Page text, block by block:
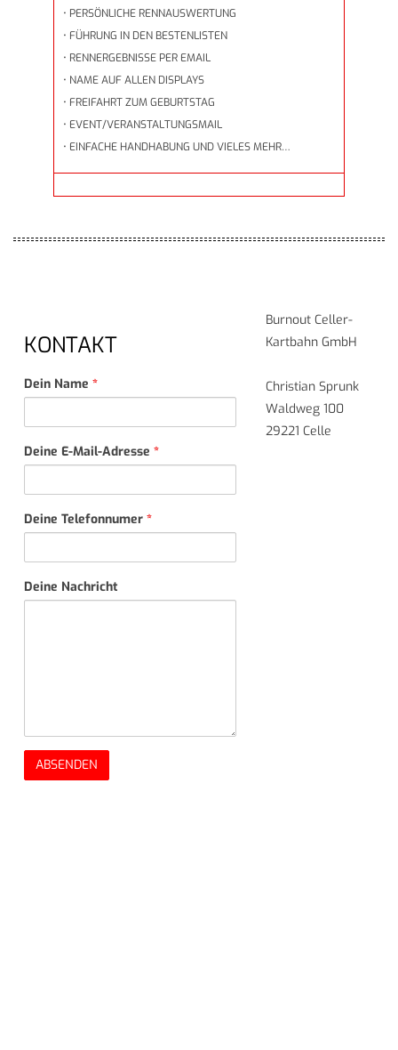
• PERSÖNLICHE RENNAUSWERTUNG
• FÜHRUNG IN DEN BESTENLISTEN
• RENNERGEBNISSE PER EMAIL
• NAME AUF ALLEN DISPLAYS
• FREIFAHRT ZUM GEBURTSTAG
• EVENT/VERANSTALTUNGSMAIL
• EINFACHE HANDHABUNG UND VIELES MEHR…
KONTAKT
Dein Name *
Deine E-Mail-Adresse *
Deine Telefonnumer *
Deine Nachricht
Burnout Celler-
Kartbahn GmbH
Christian Sprunk
Waldweg 100
29221 Celle